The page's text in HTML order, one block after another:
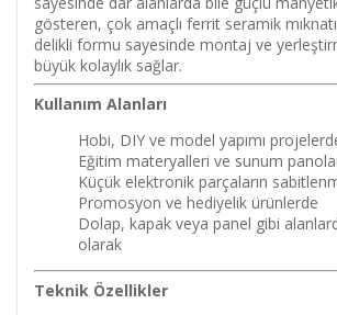
gösteren, çok amaçlı ferrit seramik
delikli formu sayesinde montaj ve
büyük kolaylık sağlar.
Kullanım Alanları
Hobi, DIY ve model yapımı
Eğitim materyalleri ve sunum
Küçük elektronik parçaların
Promosyon ve hediyelik ürünlerde
Dolap, kapak veya panel gibi
olarak
Teknik Özellikler